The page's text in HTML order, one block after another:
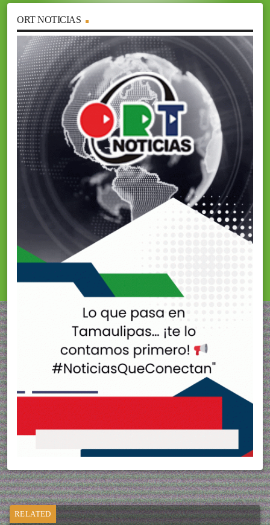
ORT NOTICIAS
RELATED